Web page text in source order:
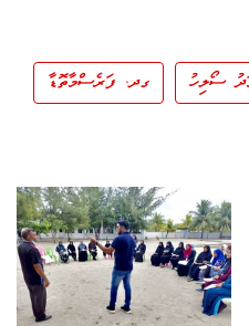
ސޯލިހު ގދ. ފަރެސްމާތޮޑާ